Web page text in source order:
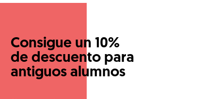
Consigue un 10%
de descuento para
antiguos alumnos